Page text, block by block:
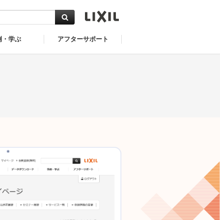
・学ぶ アフターサポート